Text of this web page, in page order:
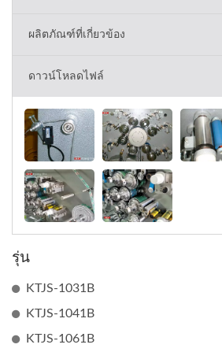
ผลิตภัณฑ์ที่เกี่ยวข้อง
ดาวน์โหลดไฟล์
รุ่น
KTJS-1031B
KTJS-1041B
KTJS-1061B